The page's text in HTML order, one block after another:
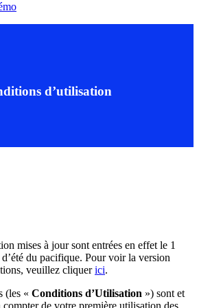
d’utilisation
mises à jour sont entrées en effet le 1
du pacifique. Pour voir la version
veuillez cliquerici.
(les « Conditions d’Utilisation ») sont et